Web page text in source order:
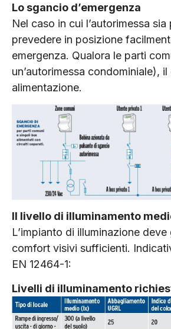
Lo sgancio d’emergenza
Nel caso in cui l’autorimessa
prevedere in posizione
emergenza. Qualora le parti
un’autorimessa condominiale),
alimentazione.
Il livello di illuminamento
L’impianto di illuminazione
comfort visivi sufficienti.
EN 12464-1:
Livelli di illuminamento